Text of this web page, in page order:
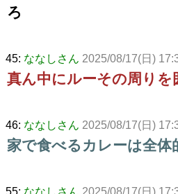
ろ
45: ななしさん 2025/08/17(日)
真ん中にルーその周り
46: ななしさん 2025/08/17(日)
家で食べるカレーは全体
55: ななしさん 2025/08/17(日)